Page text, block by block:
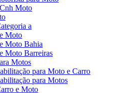
Moto
a
Moto
Moto Bahia
Moto Barreiras
Motos
para Moto e Carro
para Motos
e Moto